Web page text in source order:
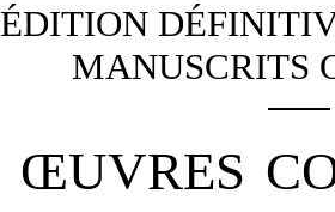
ÉDITION
MANUSCRITS
ŒUVRES